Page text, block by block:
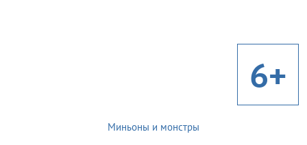
6+
Миньоны и монстры